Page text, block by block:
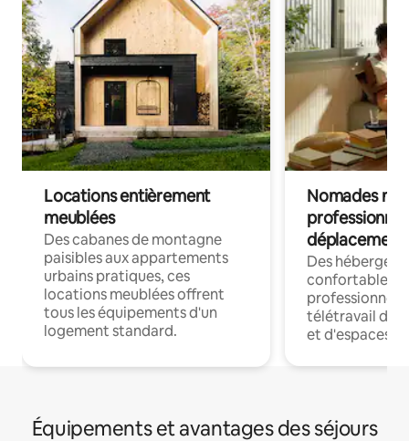
Locations entièrement
meublées
Des cabanes de montagne
paisibles aux appartements
urbains pratiques, ces
locations meublées offrent
tous les équipements d'un
logement standard.
Nomades
déplacement
Des
confortables
professionnels
télétravail
et d'espaces
Équipements et avantages des séjours